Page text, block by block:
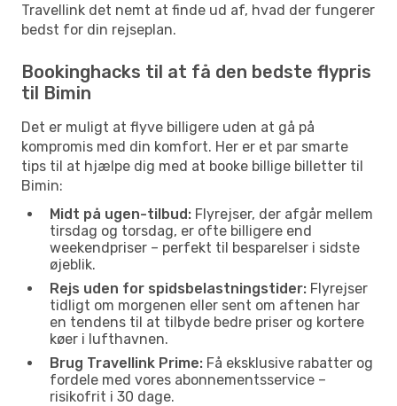
Travellink det nemt at finde ud af, hvad der fungerer
bedst for din rejseplan.
Bookinghacks til at få den bedste flypris
til Bimin
Det er muligt at flyve billigere uden at gå på
kompromis med din komfort. Her er et par smarte
tips til at hjælpe dig med at booke billige billetter til
Bimin:
Midt på ugen-tilbud: Flyrejser, der afgår mellem
tirsdag og torsdag, er ofte billigere end
weekendpriser – perfekt til besparelser i sidste
øjeblik.
Rejs uden for spidsbelastningstider: Flyrejser
tidligt om morgenen eller sent om aftenen har
en tendens til at tilbyde bedre priser og kortere
køer i lufthavnen.
Brug Travellink Prime: Få eksklusive rabatter og
fordele med vores abonnementsservice –
risikofrit i 30 dage.